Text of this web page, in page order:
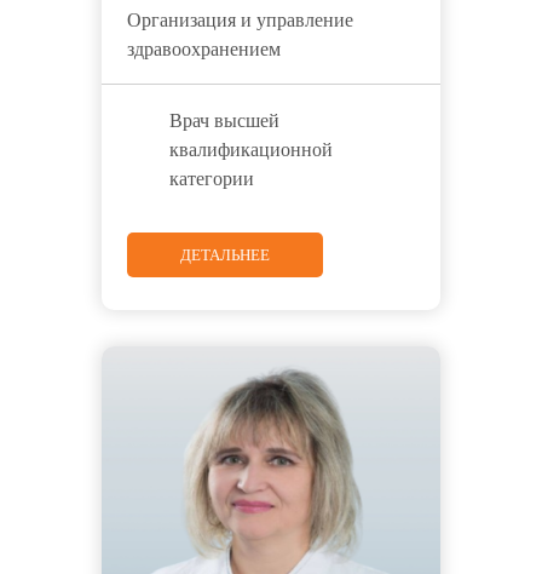
Организация и управление
здравоохранением
Врач высшей
квалификационной
категории
ДЕТАЛЬНЕЕ